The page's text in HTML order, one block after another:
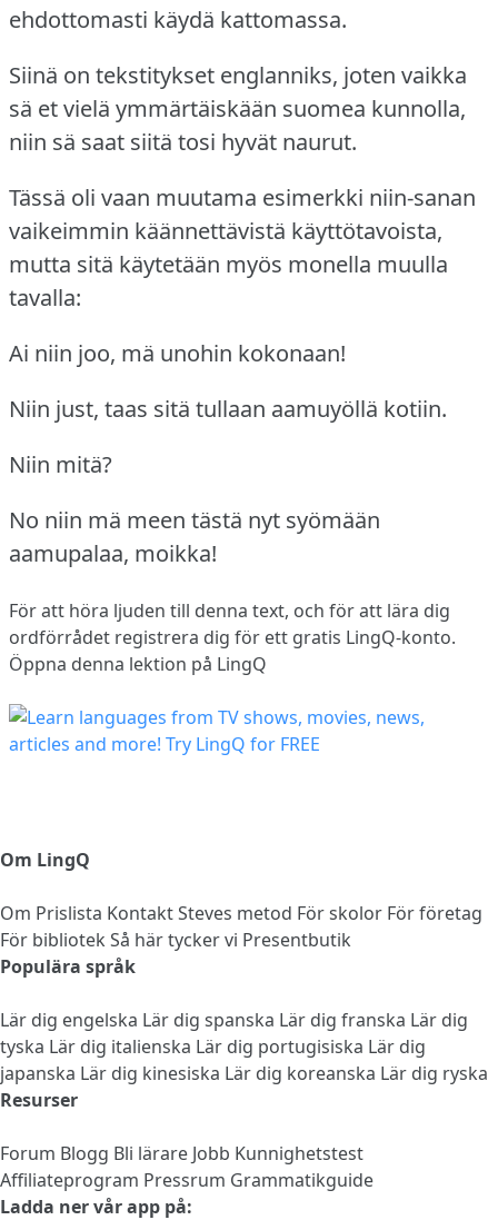
ehdottomasti käydä kattomassa.
Siinä on tekstitykset englanniks, joten vaikka
sä et vielä ymmärtäiskään suomea kunnolla,
niin sä saat siitä tosi hyvät naurut.
Tässä oli vaan muutama esimerkki niin-sanan
vaikeimmin käännettävistä käyttötavoista,
mutta sitä käytetään myös monella muulla
tavalla:
Ai niin joo, mä unohin kokonaan!
Niin just, taas sitä tullaan aamuyöllä kotiin.
Niin mitä?
No niin mä meen tästä nyt syömään
aamupalaa, moikka!
För att höra ljuden till denna text, och för att lära dig
ordförrådet registrera dig för ett gratis LingQ-konto.
Öppna denna lektion på LingQ
Om LingQ
Om Prislista KontaktSteves metod För skolor För företag
För bibliotek Så här tycker vi Presentbutik
Populära språk
Lär dig engelska Lär dig spanska Lär dig franska Lär dig
tyska Lär dig italienska Lär dig portugisiska Lär dig
japanska Lär dig kinesiska Lär dig koreanska Lär dig ryska
Resurser
Forum Blogg Bli lärare Jobb Kunnighetstest
Affiliateprogram Pressrum Grammatikguide
Ladda ner vår app på: